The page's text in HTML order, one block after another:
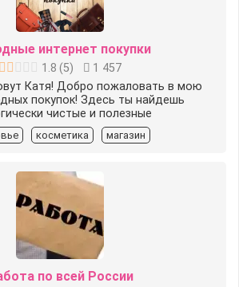
интернет покупки
1.8 (5)
1 457
Катя! Добро пожаловать в мою
покупок! Здесь ты найдешь
чистые и полезные
косметика магазин
по всей России